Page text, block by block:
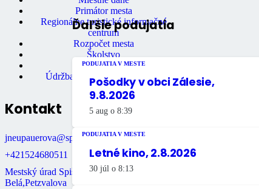
Ďaľšie podujatia
PODUJATIA V MESTE
Pošodky v obci Zálesie,
9.8.2026
5 aug o 8:39
PODUJATIA V MESTE
Letné kino, 2.8.2026
30 júl o 8:13
Primátor mesta
Regionálne turistické informačné
centrum
Rozpočet mesta
Školstvo
Údržba bytov
Údržba nebytových priestorov
Kontakt
jneupauerova@spisskabela.sk
+421524680511
Mestský úrad Spišská
Belá,Petzvalova